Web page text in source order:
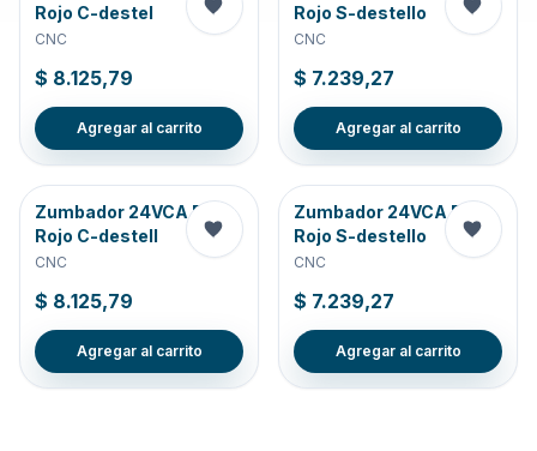
Rojo C-destel
CNC
$ 8.125,79
Agregar al carrito
Rojo S-destello
CNC
$ 7.239,27
Agregar al carrito
Zumbador 24VCA D22
Rojo C-destell
CNC
$ 8.125,79
Agregar al carrito
Zumbador 24VCA D22
Rojo S-destello
CNC
$ 7.239,27
Agregar al carrito